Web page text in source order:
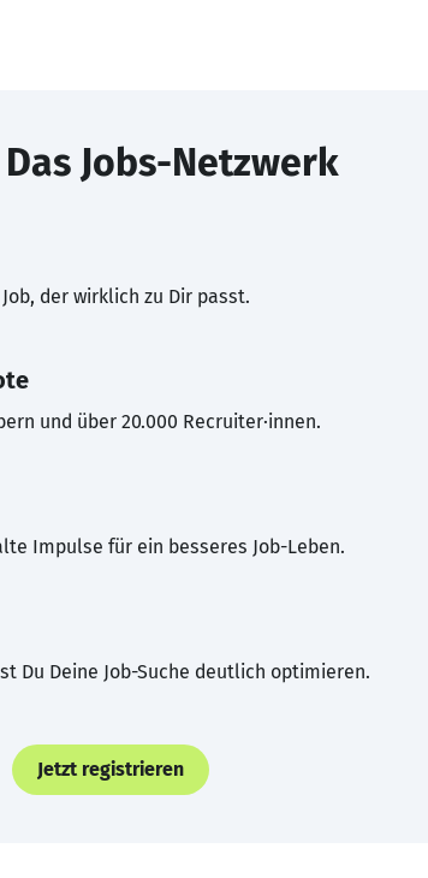
Das Jobs-Netzwerk
der wirklich zu Dir passt.
und über 20.000 Recruiter·innen.
Impulse für ein besseres Job-Leben.
Du Deine Job-Suche deutlich optimieren.
Jetzt registrieren